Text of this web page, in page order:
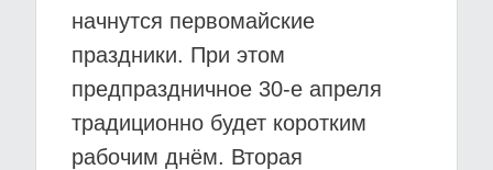
начнутся первомайские
праздники. При этом
предпраздничное 30-е апреля
традиционно будет коротким
рабочим днём. Вторая